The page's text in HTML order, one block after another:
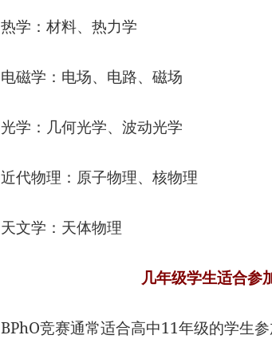
热学：材料、热力学
电磁学：电场、电路、磁场
光学：几何光学、波动光学
近代物理：原子物理、核物理
天文学：天体物理‍
几年级学生适合参
BPhO竞赛通常适合高中11年级的学生